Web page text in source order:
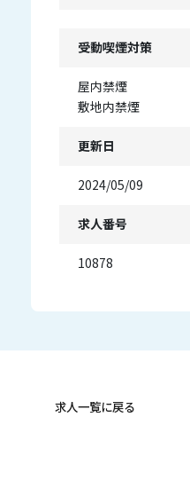
受動喫煙対策
屋内禁煙
敷地内禁煙
更新日
2024/05/09
求人番号
10878
求人一覧に戻る